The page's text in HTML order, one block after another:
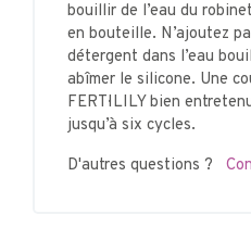
bouillir de l’eau du
en bouteille. N’ajoutez
détergent dans l’eau
abîmer le silicone. Une
FERTI·LILY bien
jusqu’à six cycles.
D'autres questions ?